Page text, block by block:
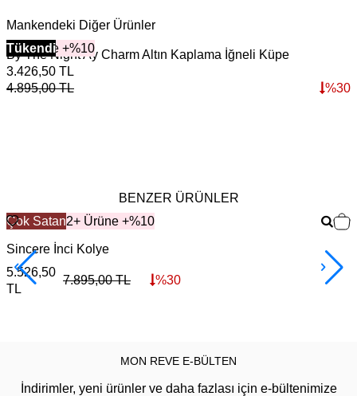
Mankendeki Diğer Ürünler
2+ Ürüne +%10
Tükendi
By The Night Ay Charm Altın Kaplama İğneli Küpe
3.426,50 TL
4.895,00TL %30
BENZER ÜRÜNLER
Çok Satan2+ Ürüne +%10
Sincere İnci Kolye
5.526,50
TL
7.895,00TL %30
MON REVE E-BÜLTEN
İndirimler, yeni ürünler ve daha fazlası için e-bültenimize